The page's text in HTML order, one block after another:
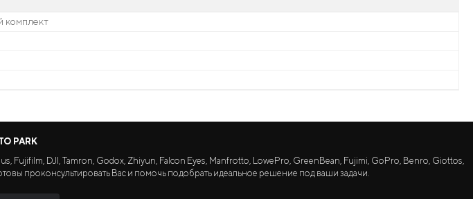
комплект
PARK
DJI, Tamron, Godox, Zhiyun, Falcon Eyes, Manfrotto, LowePro, GreenBean, Fujimi, GoPro, Benro, Giottos,
проконсультировать Вас и помочь подобрать идеальное решение под ваши задачи.